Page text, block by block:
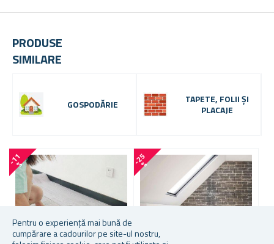
Pentru o experiență mai bună de
cumpărare a cadourilor pe site-ul nostru,
PRODUSE
SIMILARE
GOSPODĂRIE
TAPETE, FOLII ȘI
PLACAJE
-
1
1
% -
2
5
%